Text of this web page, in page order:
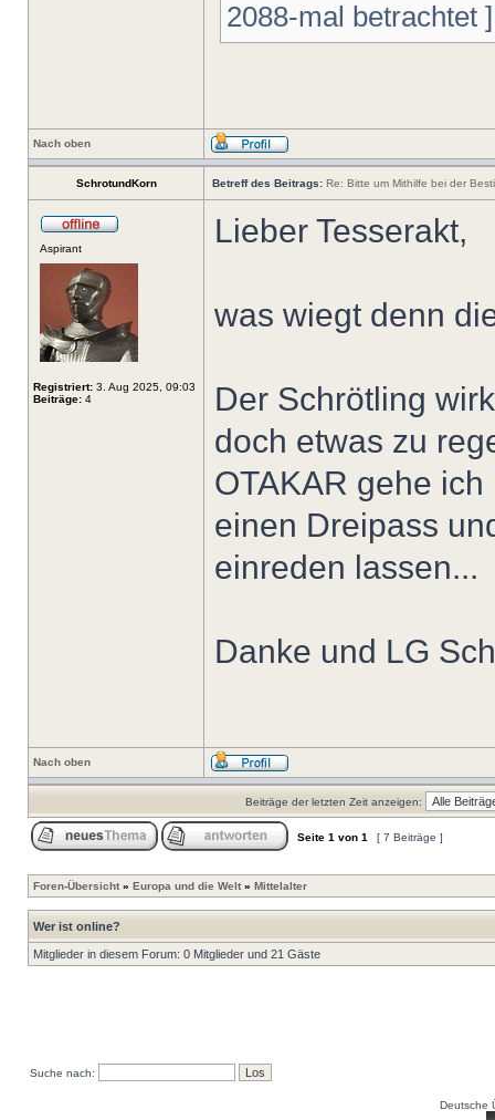
2088-mal betrachtet ]
Nach oben
SchrotundKorn Betreff des Beitrags: Re: Bitte um Mithilfe bei der
Aspirant
Registriert: 3. Aug 2025, 09:03
Beiträge: 4
Lieber Tesserakt,
was wiegt denn
Der Schrötling
doch etwas zu
OTAKAR gehe
einen Dreipass
einreden lassen...
Danke und LG
Nach oben
Beiträge der letzten Zeit anzeigen:
Seite 1 von 1 [ 7 Beiträge ]
Foren-Übersicht » Europa und die Welt » Mittelalter
Wer ist online?
Mitglieder in diesem Forum: 0 Mitglieder und 21 Gäste
Suche nach:
Deutsche